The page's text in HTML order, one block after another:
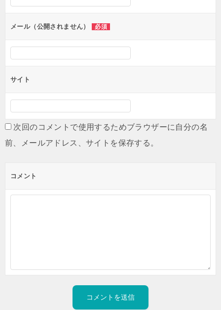
ョ
ンメール（公開されません） 必須
サイト
次回のコメントで使用するためブラウザーに自分の名
前、メールアドレス、サイトを保存する。
コメント